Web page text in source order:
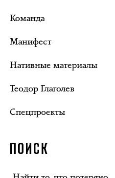
Команда
Манифест
Нативные материалы
Теодор Глаголев
Спецпроекты
ПОИСК